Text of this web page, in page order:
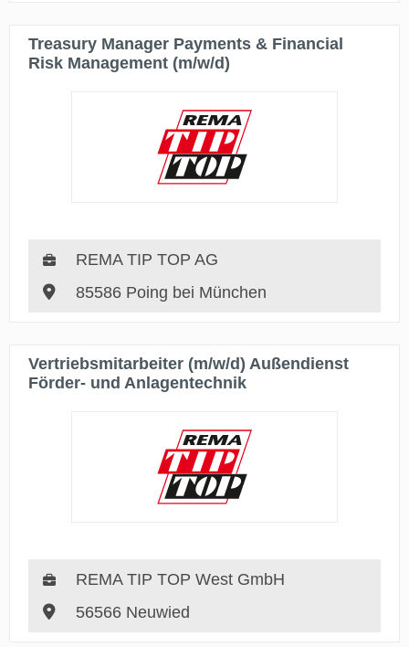
Treasury Manager Payments & Financial
Risk Management (m/w/d)
REMA TIP TOP AG
85586 Poing bei München
Vertriebsmitarbeiter (m/w/d) Außendienst
Förder- und Anlagentechnik
REMA TIP TOP West GmbH
56566 Neuwied